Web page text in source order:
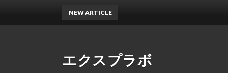
エクスプラボ
NEW ARTICLE